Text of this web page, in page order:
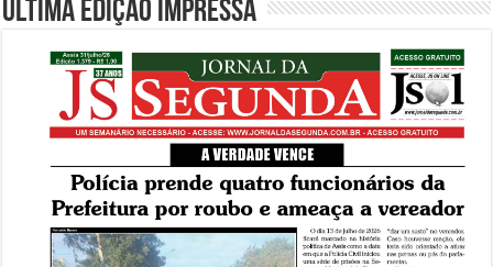
Última edição impressa